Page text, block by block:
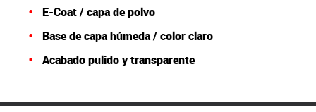
E-Coat / capa de polvo
Base de capa húmeda / color claro
Acabado pulido y transparente